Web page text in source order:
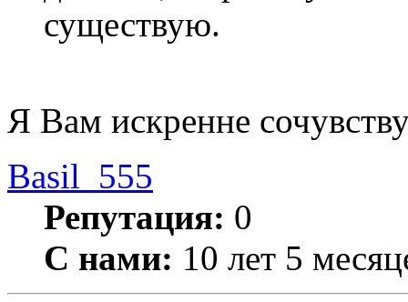
существую.
Я Вам искренне
Basil_555
Репутация: 0
С нами: 10 лет 5